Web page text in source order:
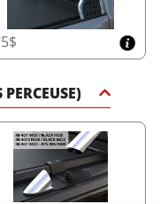
pour une
une sécurité de
du caoutchouc,
supérieure,
reste protégée
éléments